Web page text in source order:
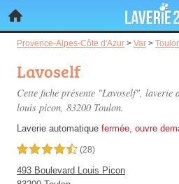
Provence-Alpes-Côte d'Azur > Var >
Lavoself
Cette fiche présente "Lavoself", laverie
louis picon, 83200 Toulon.
Laverie automatique fermée, ouvre
4,5 étoiles sur 5 (28)
493 Boulevard Louis Picon